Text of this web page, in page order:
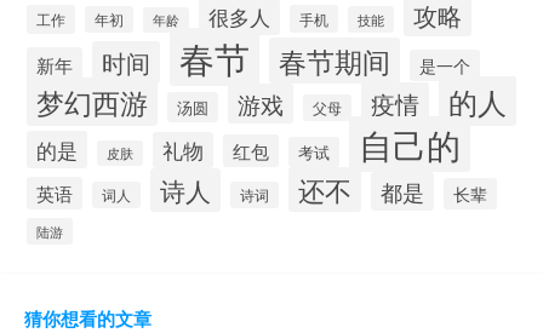
工作 年初 年龄 很多人 手机 技能 攻略
新年 时间 春节 春节期间 是一个
梦幻西游 汤圆 游戏 父母 疫情 的人
的是 皮肤 礼物 红包 考试 自己的
英语 词人 诗人 诗词 还不 都是 长辈
陆游
猜你想看的文章